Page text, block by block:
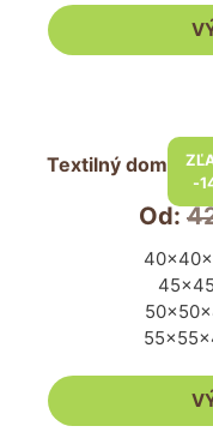
stránke
produktu.
-
Textilný domček
Od:
stránke